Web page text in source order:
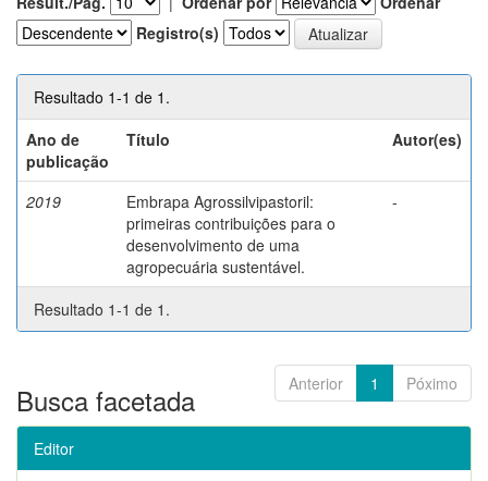
Registro(s)
Resultado 1-1 de 1.
Ano de
publicação
Título Autor(es)
2019
Embrapa Agrossilvipastoril:
primeiras contribuições para o
desenvolvimento de uma
agropecuária sustentável.
-
Resultado 1-1 de 1.
Anterior 1 Póximo
Busca facetada
Editor